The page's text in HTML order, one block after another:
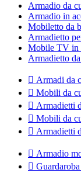
Armadio da
Armadio in
Mobiletto da
Armadietto
Mobile TV in
Armadietto
 Armadi da
 Mobili da
 Armadietti
 Mobili da
 Armadietti
 Armadio
